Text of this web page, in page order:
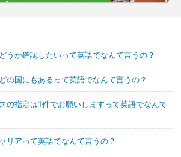
うか確認したいって英語でなんて言うの？
の国にもあるって英語でなんて言うの？
の指定は1件でお願いしますって英語でなんて
リアって英語でなんて言うの？